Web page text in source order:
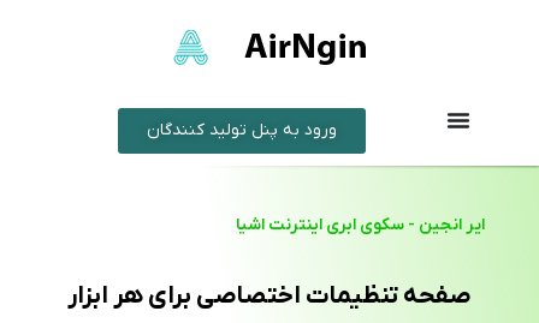
ورود به پنل تولید کنندگان
ایر انجین - سکوی ابری اینترنت اشیا
صفحه تنظیمات اختصاصی برای هر ابزار